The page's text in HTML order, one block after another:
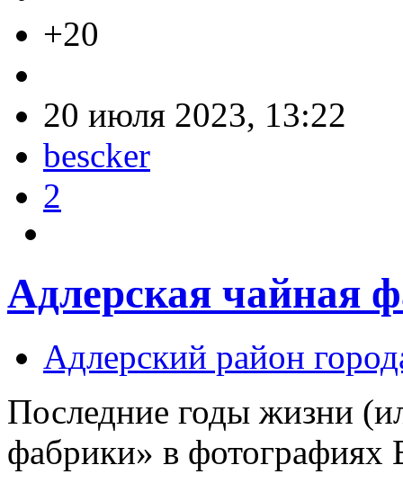
+20
20 июля 2023, 13:22
bescker
2
Адлерская чайная
Адлерский район
Последние годы жизни
фабрики» в